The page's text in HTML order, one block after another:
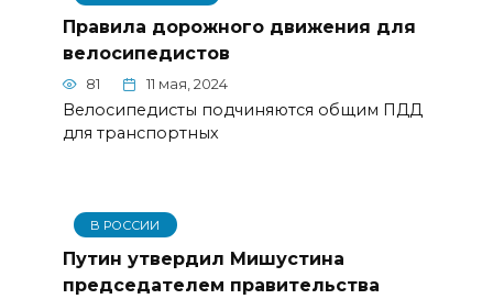
Правила дорожного движения для
велосипедистов
81 11 мая, 2024
Велосипедисты подчиняются общим ПДД
для транспортных
В РОССИИ
Путин утвердил Мишустина
председателем правительства